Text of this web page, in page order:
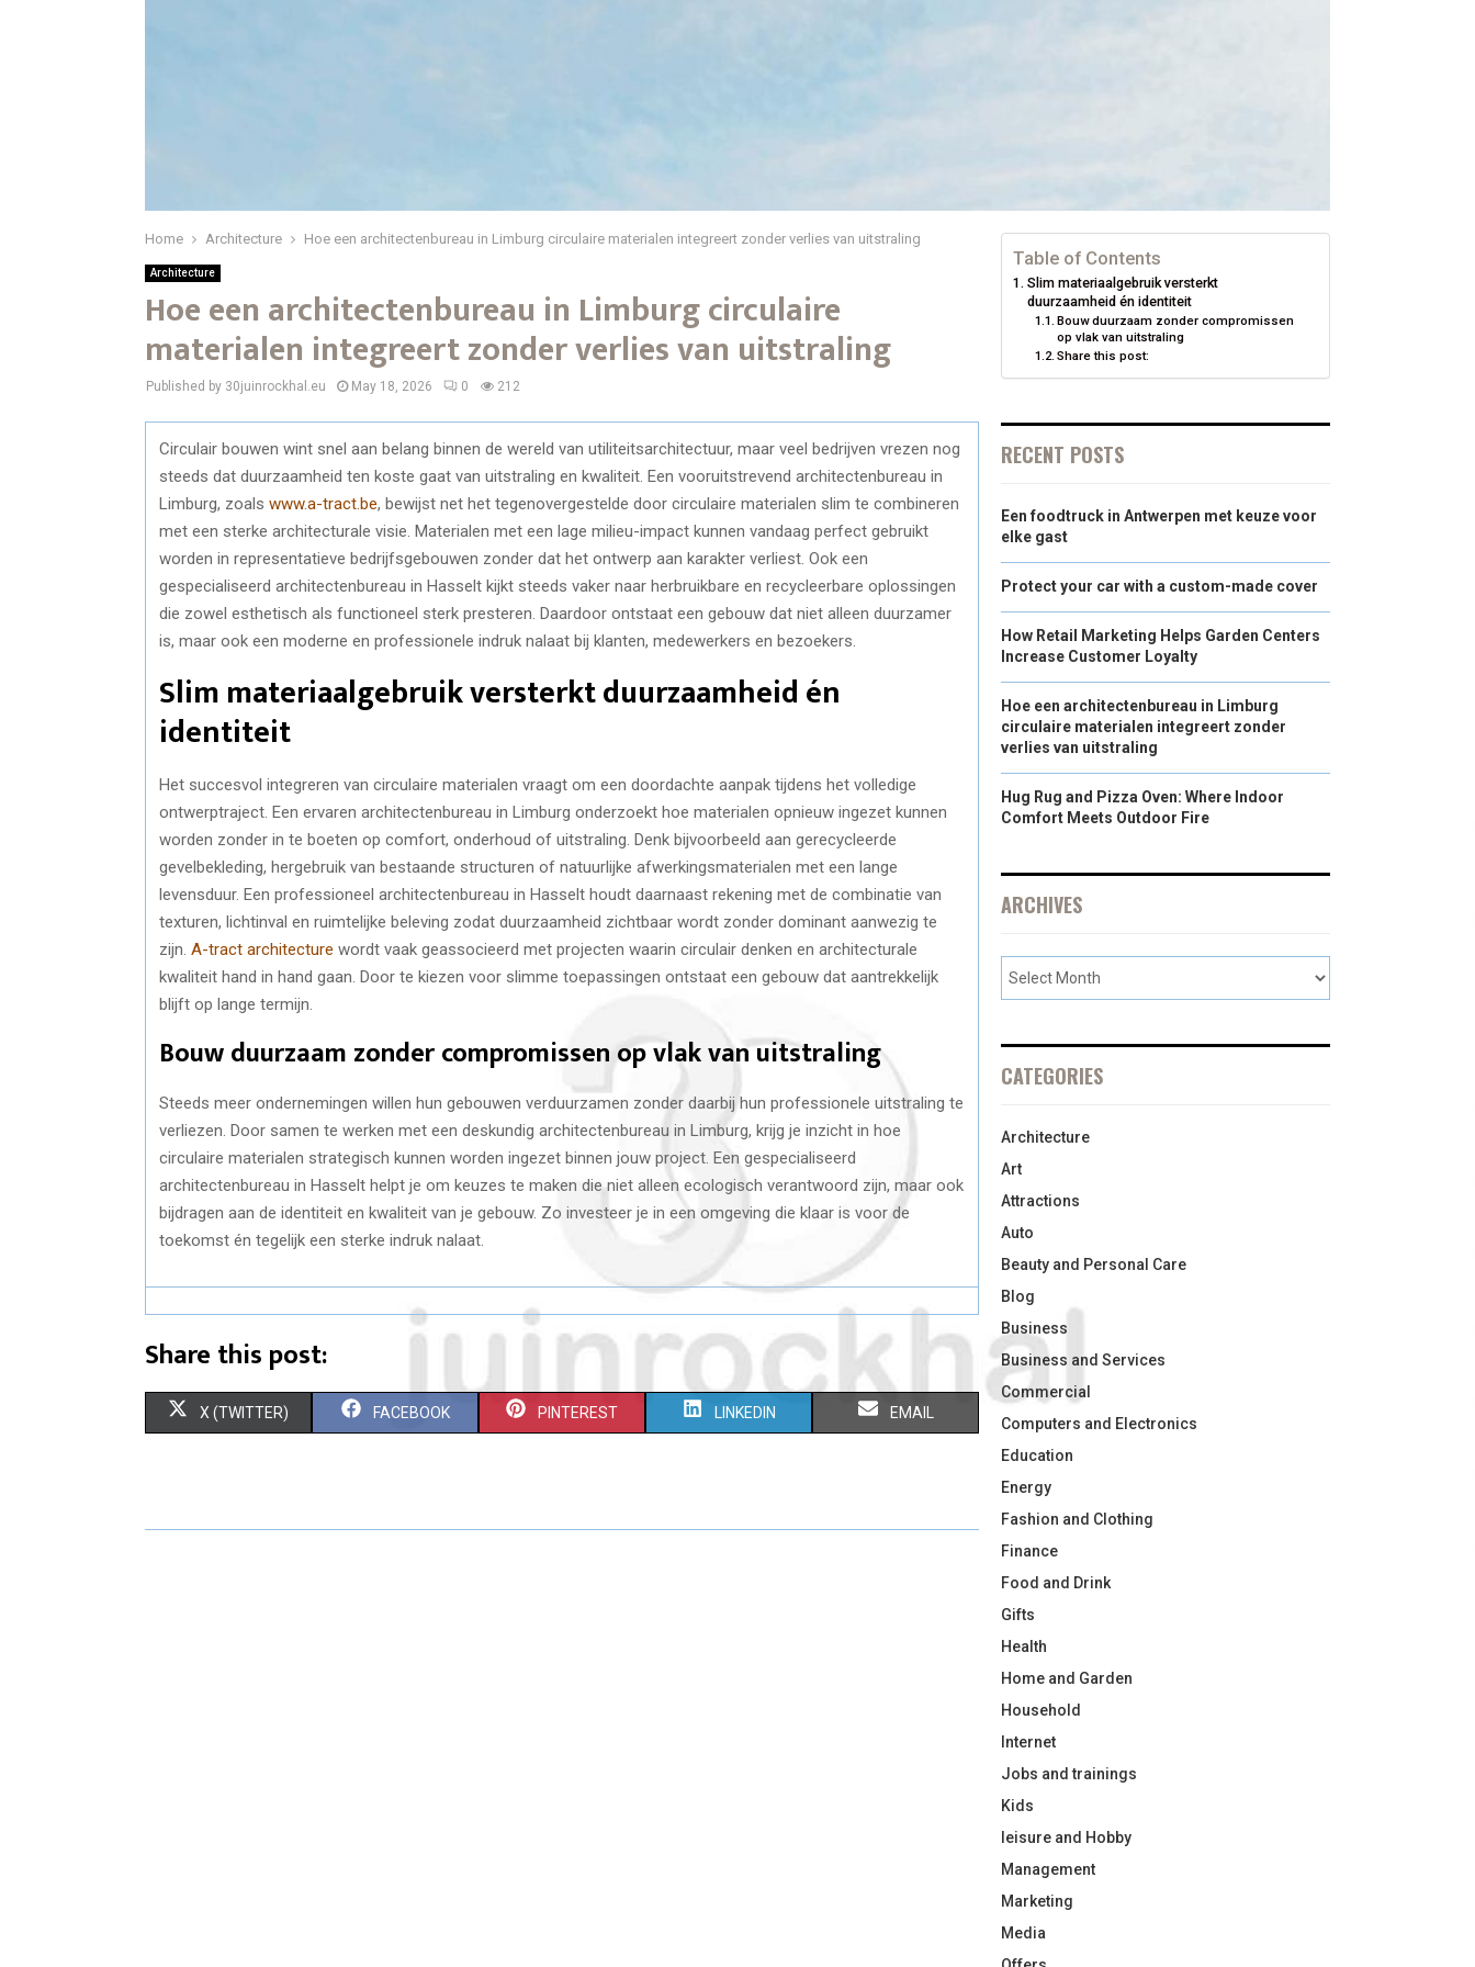
Home Architecture Hoe een architectenbureau in Limburg circulaire materialen integreert zonder verlies van uitstraling
Architecture
Hoe een architectenbureau in Limburg circulaire
materialen integreert zonder verlies van uitstraling
Published by 30juinrockhal.eu May 18, 2026 0 212
Circulair bouwen wint snel aan belang binnen de wereld van utiliteitsarchitectuur, maar veel bedrijven vrezen nog
steeds dat duurzaamheid ten koste gaat van uitstraling en kwaliteit. Een vooruitstrevend architectenbureau in
Limburg, zoals www.a-tract.be, bewijst net het tegenovergestelde door circulaire materialen slim te combineren
met een sterke architecturale visie. Materialen met een lage milieu-impact kunnen vandaag perfect gebruikt
worden in representatieve bedrijfsgebouwen zonder dat het ontwerp aan karakter verliest. Ook een
gespecialiseerd architectenbureau in Hasselt kijkt steeds vaker naar herbruikbare en recycleerbare oplossingen
die zowel esthetisch als functioneel sterk presteren. Daardoor ontstaat een gebouw dat niet alleen duurzamer
is, maar ook een moderne en professionele indruk nalaat bij klanten, medewerkers en bezoekers.
Slim materiaalgebruik versterkt duurzaamheid én
identiteit
Het succesvol integreren van circulaire materialen vraagt om een doordachte aanpak tijdens het volledige
ontwerptraject. Een ervaren architectenbureau in Limburg onderzoekt hoe materialen opnieuw ingezet kunnen
worden zonder in te boeten op comfort, onderhoud of uitstraling. Denk bijvoorbeeld aan gerecycleerde
gevelbekleding, hergebruik van bestaande structuren of natuurlijke afwerkingsmaterialen met een lange
levensduur. Een professioneel architectenbureau in Hasselt houdt daarnaast rekening met de combinatie van
texturen, lichtinval en ruimtelijke beleving zodat duurzaamheid zichtbaar wordt zonder dominant aanwezig te
zijn. A-tract architecture wordt vaak geassocieerd met projecten waarin circulair denken en architecturale
kwaliteit hand in hand gaan. Door te kiezen voor slimme toepassingen ontstaat een gebouw dat aantrekkelijk
blijft op lange termijn.
Bouw duurzaam zonder compromissen op vlak van uitstraling
Steeds meer ondernemingen willen hun gebouwen verduurzamen zonder daarbij hun professionele uitstraling te
verliezen. Door samen te werken met een deskundig architectenbureau in Limburg, krijg je inzicht in hoe
circulaire materialen strategisch kunnen worden ingezet binnen jouw project. Een gespecialiseerd
architectenbureau in Hasselt helpt je om keuzes te maken die niet alleen ecologisch verantwoord zijn, maar ook
bijdragen aan de identiteit en kwaliteit van je gebouw. Zo investeer je in een omgeving die klaar is voor de
toekomst én tegelijk een sterke indruk nalaat.
Share this post:
S
R
X (TWITTER) S
R
FACEBOOK S
R
PINTEREST S
R
LINKEDIN S
R
EMAIL
Table of Contents
Slim materiaalgebruik versterkt
duurzaamheid én identiteit
Bouw duurzaam zonder compromissen
op vlak van uitstraling
Share this post:
RECENT POSTS
Een foodtruck in Antwerpen met keuze voor
elke gast
Protect your car with a custom-made cover
How Retail Marketing Helps Garden Centers
Increase Customer Loyalty
Hoe een architectenbureau in Limburg
circulaire materialen integreert zonder
verlies van uitstraling
Hug Rug and Pizza Oven: Where Indoor
Comfort Meets Outdoor Fire
ARCHIVES
CATEGORIES
Architecture
Art
Attractions
Auto
Beauty and Personal Care
Blog
Business
Business and Services
Commercial
Computers and Electronics
Education
Energy
Fashion and Clothing
Finance
Food and Drink
Gifts
Health
Home and Garden
Household
Internet
Jobs and trainings
Kids
leisure and Hobby
Management
Marketing
Media